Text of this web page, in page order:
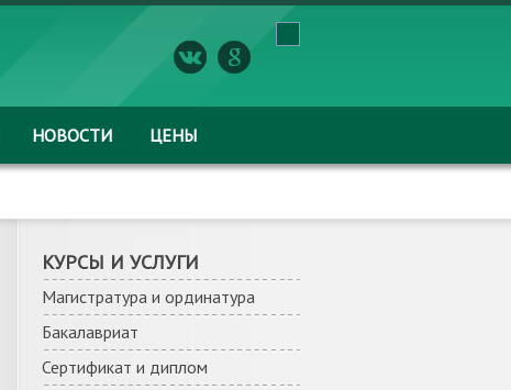
НОВОСТИ ЦЕНЫ
КУРСЫ И УСЛУГИ
Магистратура и ординатура
Бакалавриат
Сертификат и диплом